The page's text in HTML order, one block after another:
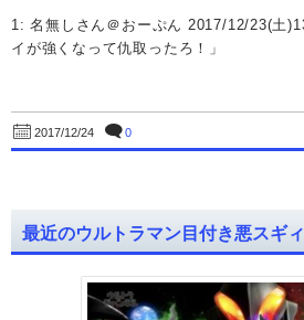
1: 名無しさん＠おーぷん 2017/12/23(土
イが強くなって仇取ったろ！」
2017/12/24 0
最近のウルトラマン目付き悪スギィ